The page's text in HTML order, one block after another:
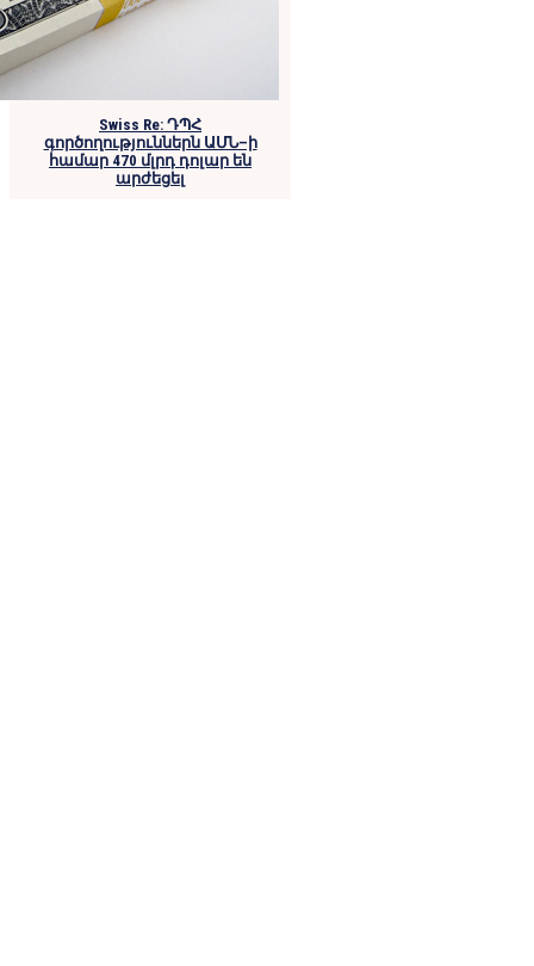
Swiss Re: ԴՊՀ
գործողություններն ԱՄՆ–ի
համար 470 մլրդ դոլար են
արժեցել